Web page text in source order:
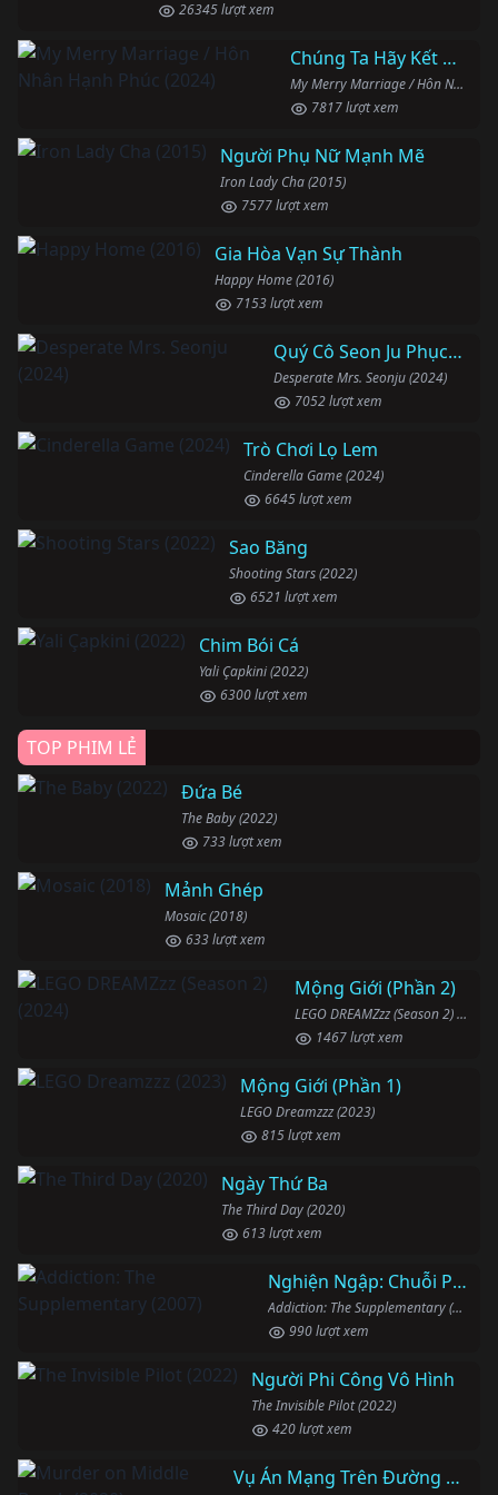
26345 lượt xem
Chúng Ta Hãy Kết Hôn Nhé
My Merry Marriage / Hôn Nhân Hạnh Phúc (2024)
7817 lượt xem
Người Phụ Nữ Mạnh Mẽ
Iron Lady Cha (2015)
7577 lượt xem
Gia Hòa Vạn Sự Thành
Happy Home (2016)
7153 lượt xem
Quý Cô Seon Ju Phục Thù
Desperate Mrs. Seonju (2024)
7052 lượt xem
Trò Chơi Lọ Lem
Cinderella Game (2024)
6645 lượt xem
Sao Băng
Shooting Stars (2022)
6521 lượt xem
Chim Bói Cá
Yali Çapkini (2022)
6300 lượt xem
TOP PHIM LẺ
Đứa Bé
The Baby (2022)
733 lượt xem
Mảnh Ghép
Mosaic (2018)
633 lượt xem
Mộng Giới (Phần 2)
LEGO DREAMZzz (Season 2) (2024)
1467 lượt xem
Mộng Giới (Phần 1)
LEGO Dreamzzz (2023)
815 lượt xem
Ngày Thứ Ba
The Third Day (2020)
613 lượt xem
Nghiện Ngập: Chuỗi Phim Bổ Trợ
Addiction: The Supplementary (2007)
990 lượt xem
Người Phi Công Vô Hình
The Invisible Pilot (2022)
420 lượt xem
Vụ Án Mạng Trên Đường Middle Beach